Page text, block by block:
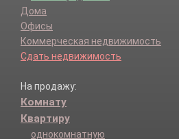
Дома
Офисы
Коммерческая недвижимость
Сдать недвижимость
На продажу:
Комнату
Квартиру
однокомнатную